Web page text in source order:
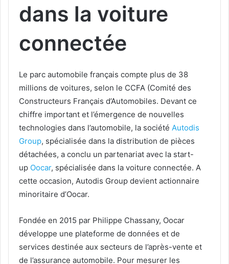
dans la voiture
connectée​
Le parc automobile français compte plus de 38
millions de voitures, selon le CCFA (Comité des
Constructeurs Français d’Automobiles. Devant ce
chiffre important et l’émergence de nouvelles
technologies dans l’automobile, la société Autodis
Group, spécialisée dans la distribution de pièces
détachées, a conclu un partenariat avec la start-
up Oocar, spécialisée dans la voiture connectée. A
cette occasion, Autodis Group devient actionnaire
minoritaire d’Oocar.
Fondée en 2015 par Philippe Chassany, Oocar
développe une plateforme de données et de
services destinée aux secteurs de l’après-vente et
de l’assurance automobile. Pour mesurer les